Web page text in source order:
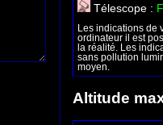
Télescope :
Les indications de
ordinateur il est
la réalité. Les
sans pollution
moyen.
Altitude